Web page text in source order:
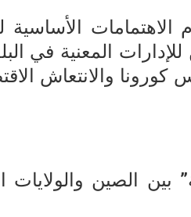
الأساسية
المعنية في
كورونا والانتعاش
بين الصين والولايات